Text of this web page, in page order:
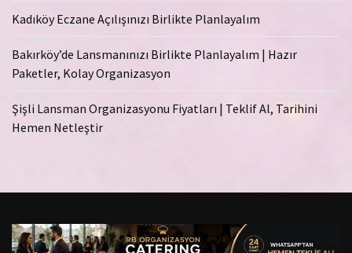
Kadıköy Eczane Açılışınızı Birlikte Planlayalım
Bakırköy’de Lansmanınızı Birlikte Planlayalım | Hazır
Paketler, Kolay Organizasyon
Şişli Lansman Organizasyonu Fiyatları | Teklif Al, Tarihini
Hemen Netleştir